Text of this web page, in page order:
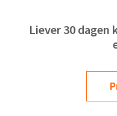
Liever 30 dagen